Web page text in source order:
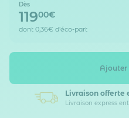
Dès
11900€
dont 0,36€ d'éco-part
Ajouter
Livraison offerte
Livraison express